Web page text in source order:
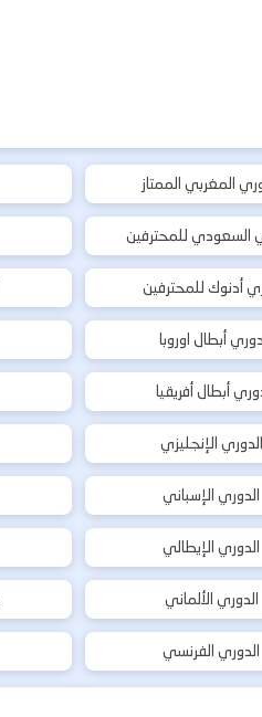
المغربي الممتاز
السعودي للمحترفين
أدنوك للمحترفين
دوري أبطال اوروبا
أبطال أفريقيا
الدوري الإنجليزي
الدوري الإسباني
الدوري الإيطالي
الدوري الألماني
الدوري الفرنسي